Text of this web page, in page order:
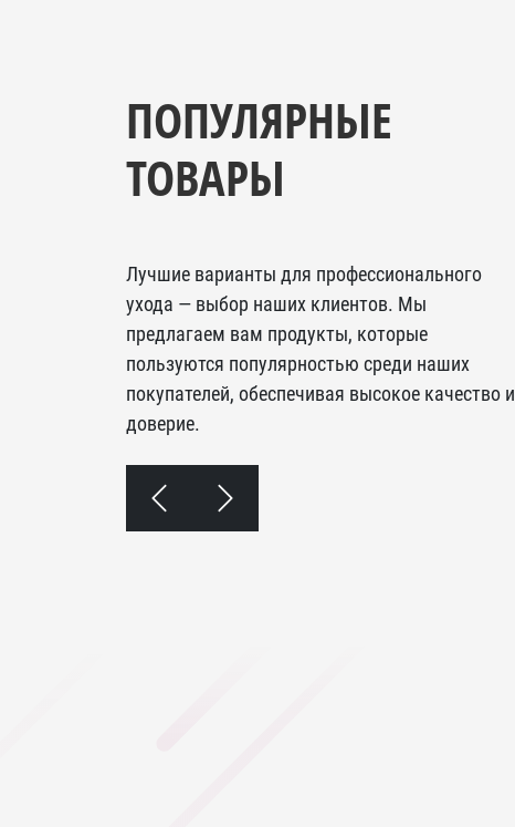
ПОПУЛЯРНЫЕ
ТОВАРЫ
Лучшие варианты для профессионального
ухода — выбор наших клиентов. Мы
предлагаем вам продукты, которые
пользуются популярностью среди наших
покупателей, обеспечивая высокое качество и
доверие.